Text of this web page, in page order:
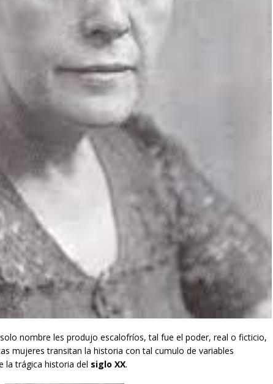
nombre les produjo escalofríos, tal fue el poder, real o ficticio,
mujeres transitan la historia con tal cumulo de variables
la trágica historia del siglo XX.